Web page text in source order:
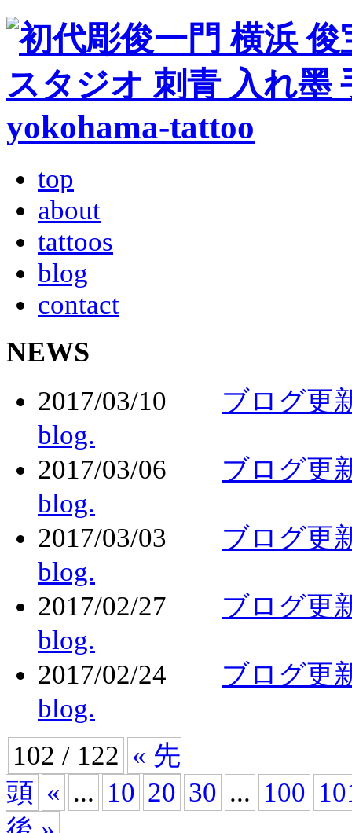
top
about
tattoos
blog
contact
NEWS
2017/03/10
ブログ更
blog.
2017/03/06
ブログ更
blog.
2017/03/03
ブログ更
blog.
2017/02/27
ブログ更
blog.
2017/02/24
ブログ更
blog.
102 / 122 « 先
頭 « ... 10 20 30 ... 100